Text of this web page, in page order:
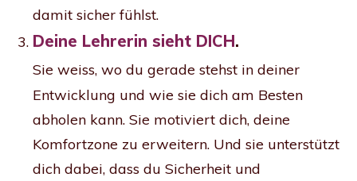
damit sicher fühlst.
Deine Lehrerin sieht DICH.
Sie weiss, wo du gerade stehst in deiner
Entwicklung und wie sie dich am Besten
abholen kann. Sie motiviert dich, deine
Komfortzone zu erweitern. Und sie unterstützt
dich dabei, dass du Sicherheit und